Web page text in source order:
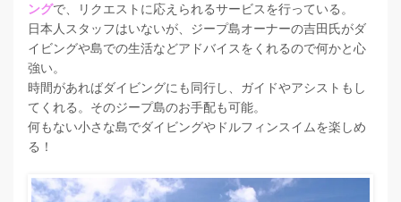
ングで、リクエストに応えられるサービスを行っている。
日本人スタッフはいないが、ジープ島オーナーの吉田氏がダ
イビングや島での生活などアドバイスをくれるので何かと心
強い。
時間があればダイビングにも同行し、ガイドやアシストもし
てくれる。そのジープ島のお手配も可能。
何もない小さな島でダイビングやドルフィンスイムを楽しめ
る！